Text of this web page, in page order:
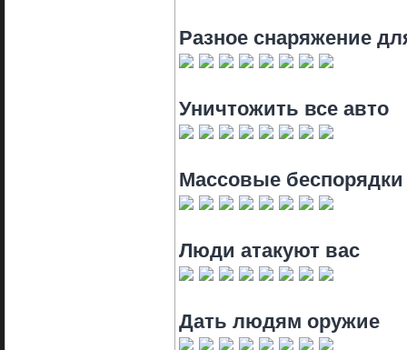
Разное снаряжение
Уничтожить все авто
Массовые беспорядки
Люди атакуют вас
Дать людям оружие